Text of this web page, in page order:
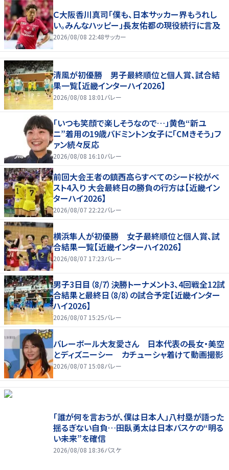
Ｃ大阪香川真司「僕も、日本サッカー界もうれし
い。みんなハッピー」長友佑都の現役続行に言及
2026/08/08 22:48サッカー
清風が初優勝 男子最終順位と個人賞、試合結
果一覧【近畿インターハイ2026】
2026/08/08 18:01 バレー
「いつも笑顔で楽しそうなので…」黄色“新ユ
ニ”着用の19歳バドミントン女子に「CMきそう」フ
ァン続々反応
2026/08/08 16:10バレー
前回大会王者の鎮西高らすべてのシード校がベ
スト4入り 大会最終日の勝負の行方は【近畿イン
ターハイ2026】
2026/08/07 22:22バレー
横浜隼人が初優勝 女子最終順位と個人賞、試
合結果一覧【近畿インターハイ2026】
2026/08/07 17:23バレー
男子3日目（8/7）決勝トーナメント3、4回戦全12試
合結果と最終日（8/8）の試合予定【近畿インター
ハイ2026】
2026/08/07 15:25バレー
バレーボール大友愛さん 日本代表の長女・美空
とディズニーシー カチューシャ着けて動画撮影
2026/08/07 15:08バレー
「誰が何を言おうが、僕は日本人」八村塁が語った
揺るぎない自負…田臥勇太は日本バスケの“明る
い未来”を確信
2026/08/08 18:36バスケ